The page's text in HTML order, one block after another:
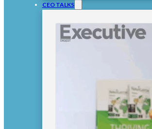
CEO TALKS